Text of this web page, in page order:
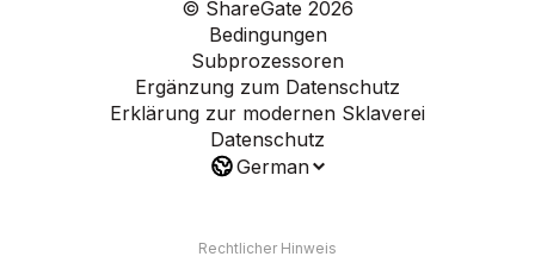
© ShareGate 2026
Bedingungen
Subprozessoren
Ergänzung zum Datenschutz
Erklärung zur modernen Sklaverei
Datenschutz
German
Rechtlicher Hinweis